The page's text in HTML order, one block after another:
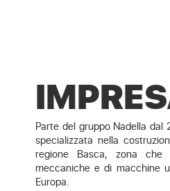
Parte del gruppo Nadella dal
specializzata nella
regione Basca, zona che
meccaniche e di macchine
Europa.